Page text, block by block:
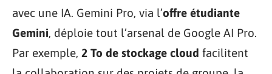
avec une IA. Gemini Pro, via l’offre étudiante
Gemini, déploie tout l’arsenal de Google AI Pro.
Par exemple, 2 To de stockage cloud facilitent